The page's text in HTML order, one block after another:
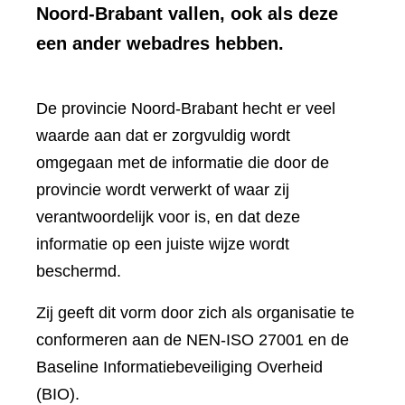
Noord-Brabant vallen, ook als deze
een ander webadres hebben.
De provincie Noord-Brabant hecht er veel
waarde aan dat er zorgvuldig wordt
omgegaan met de informatie die door de
provincie wordt verwerkt of waar zij
verantwoordelijk voor is, en dat deze
informatie op een juiste wijze wordt
beschermd.
Zij geeft dit vorm door zich als organisatie te
conformeren aan de NEN-ISO 27001 en de
Baseline Informatiebeveiliging Overheid
(BIO).